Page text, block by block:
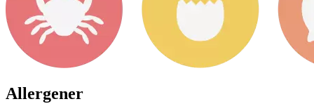
Allergener